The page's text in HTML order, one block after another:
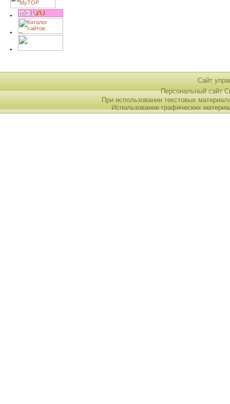
Сайт
Персональный сайт
При использовании текстовых
Использование графических